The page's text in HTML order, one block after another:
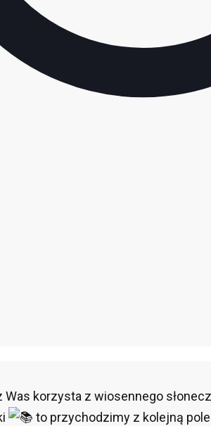
Was korzysta z wiosennego
to przychodzimy z kolejną